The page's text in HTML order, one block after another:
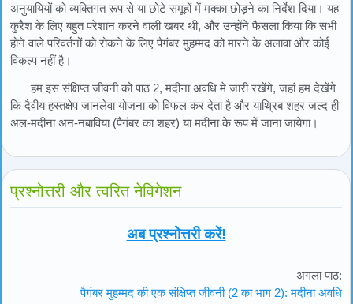
अनुयायियों को व्यक्तिगत रूप से या छोटे समूहों में मक्का छोड़ने का निर्देश दिया। यह
कुरैश के लिए बहुत परेशान करने वाली खबर थी, और उन्होंने फैसला किया कि सभी
होने वाले परिवर्तनों को रोकने के लिए पैगंबर मुहम्मद को मारने के अलावा और कोई
विकल्प नहीं है।
हम इस संक्षिप्त जीवनी को पाठ 2, मदीना अवधि मे जारी रखेंगे, जहां हम देखेंगे
कि दैवीय हस्तक्षेप जानलेवा योजना को विफल कर देता है और याथ्रिब शहर जल्द ही
अल-मदीना अन-नबाविया (पैगंबर का शहर) या मदीना के रूप में जाना जायेगा।
प्रश्नोत्तरी और त्वरित नेविगेशन
अब प्रश्नोत्तरी करें!
अगला पाठ:
पैगंबर मुहम्मद की एक संक्षिप्त जीवनी (2 का भाग 2): मदीना अवधि